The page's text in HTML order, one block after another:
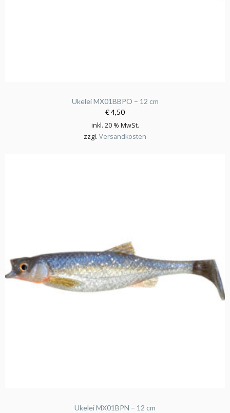
Ukelei MX01BBPO – 12 cm
€ 4,50
inkl. 20 % MwSt.
zzgl. Versandkosten
Ukelei MX01BPN – 12 cm